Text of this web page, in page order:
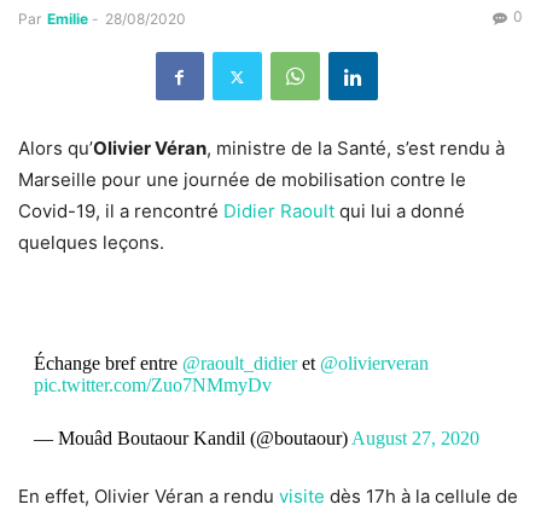
Par Emilie - 28/08/2020 0
Alors qu’Olivier Véran, ministre de la Santé, s’est rendu à
Marseille pour une journée de mobilisation contre le
Covid-19, il a rencontré Didier Raoult qui lui a donné
quelques leçons.
Échange bref entre @raoult_didieret @olivierveran
pic.twitter.com/Zuo7NMmyDv
— Mouâd Boutaour Kandil (@boutaour) August 27, 2020
En effet, Olivier Véran a rendu visite dès 17h à la cellule de